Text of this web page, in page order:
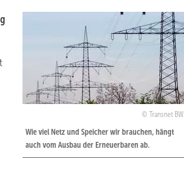
Transnet BW
Wie viel Netz und Speicher wir brauchen, hängt
auch vom Ausbau der Erneuerbaren ab.